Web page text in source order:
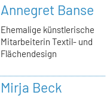
Annegret Banse
Ehemalige künstlerische
Mitarbeiterin Textil- und
Flächendesign
Mirja Beck